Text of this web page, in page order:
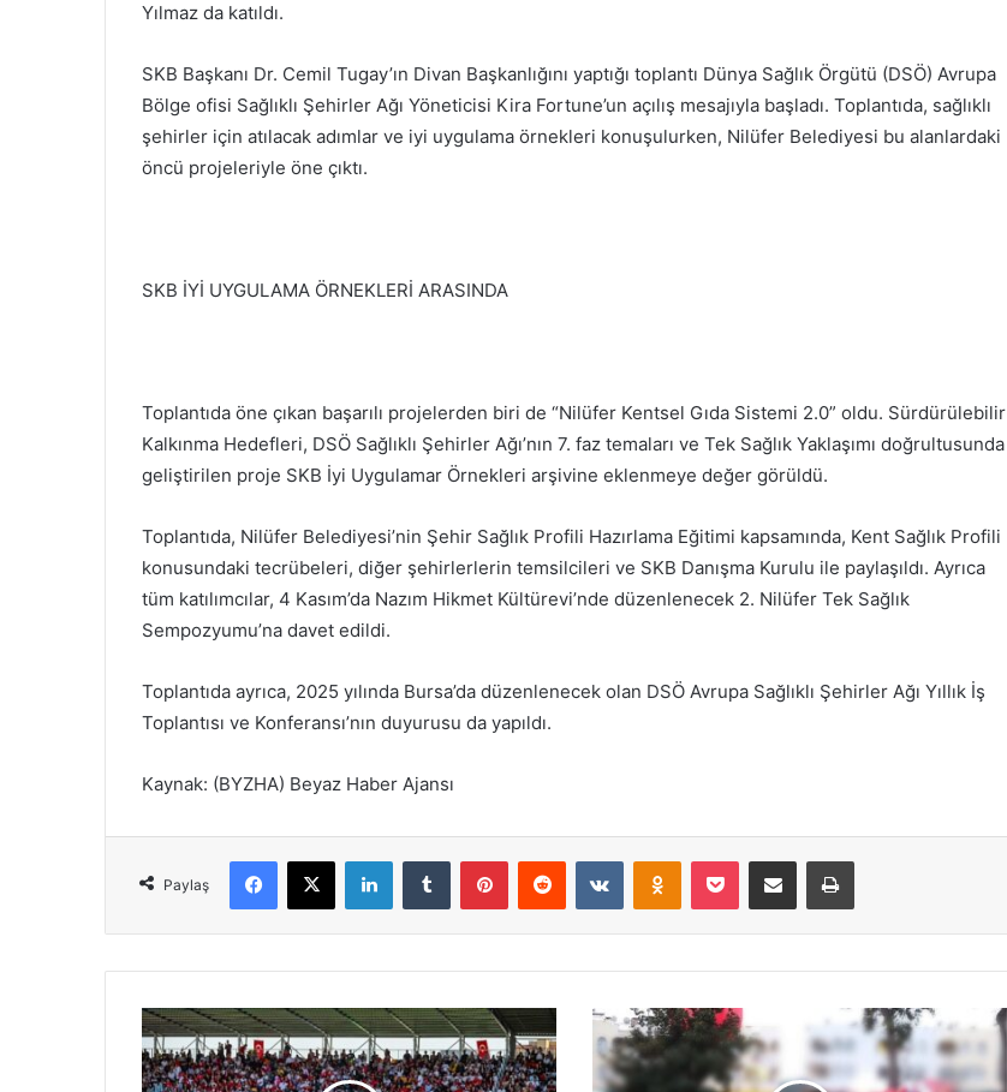
Yılmaz da katıldı.
SKB Başkanı Dr. Cemil Tugay’ın Divan Başkanlığını yaptığı toplantı Dünya Sağlık Örgütü (DSÖ) Avrupa
Bölge ofisi Sağlıklı Şehirler Ağı Yöneticisi Kira Fortune’un açılış mesajıyla başladı. Toplantıda, sağlıklı
şehirler için atılacak adımlar ve iyi uygulama örnekleri konuşulurken, Nilüfer Belediyesi bu alanlardaki
öncü projeleriyle öne çıktı.
SKB İYİ UYGULAMA ÖRNEKLERİ ARASINDA
Toplantıda öne çıkan başarılı projelerden biri de “Nilüfer Kentsel Gıda Sistemi 2.0” oldu. Sürdürülebilir
Kalkınma Hedefleri, DSÖ Sağlıklı Şehirler Ağı’nın 7. faz temaları ve Tek Sağlık Yaklaşımı doğrultusunda
geliştirilen proje SKB İyi Uygulamar Örnekleri arşivine eklenmeye değer görüldü.
Toplantıda, Nilüfer Belediyesi’nin Şehir Sağlık Profili Hazırlama Eğitimi kapsamında, Kent Sağlık Profili
konusundaki tecrübeleri, diğer şehirlerlerin temsilcileri ve SKB Danışma Kurulu ile paylaşıldı. Ayrıca
tüm katılımcılar, 4 Kasım’da Nazım Hikmet Kültürevi’nde düzenlenecek 2. Nilüfer Tek Sağlık
Sempozyumu’na davet edildi.
Toplantıda ayrıca, 2025 yılında Bursa’da düzenlenecek olan DSÖ Avrupa Sağlıklı Şehirler Ağı Yıllık İş
Toplantısı ve Konferansı’nın duyurusu da yapıldı.
Kaynak: (BYZHA) Beyaz Haber Ajansı
Paylaş
A
l
i
C
u